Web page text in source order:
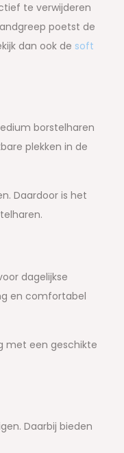
te verwijderen
poetst de
dan ook de soft
borstelharen
plekken in de
Daardoor is het
dagelijkse
en comfortabel
met een geschikte
Daarbij bieden